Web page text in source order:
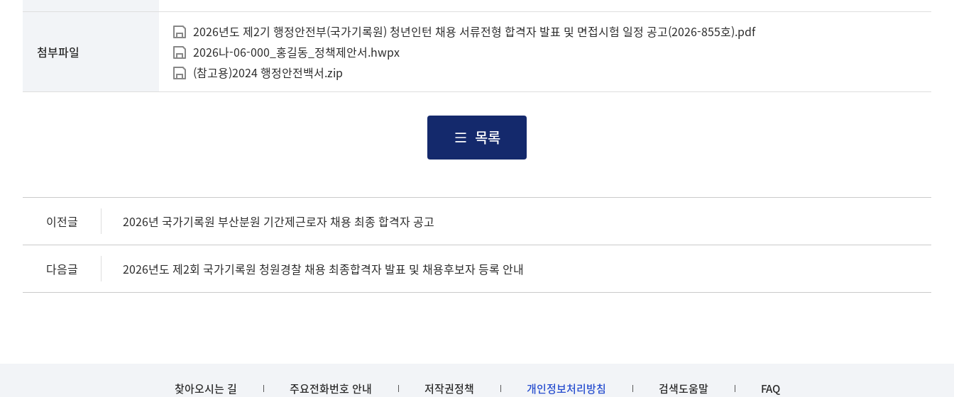
첨부파일
2026년도 제2기 행정안전부(국가기록원) 청년인턴 채용 서류전형 합격자 발표 및 면접시험 일정 공고(2026-855호).pdf
2026나-06-000_홍길동_정책제안서.hwpx
(참고용)2024 행정안전백서.zip
목록
이전글 2026년 국가기록원 부산분원 기간제근로자 채용 최종 합격자 공고
다음글 2026년도 제2회 국가기록원 청원경찰 채용 최종합격자 발표 및 채용후보자 등록 안내
찾아오시는 길 주요전화번호 안내 저작권정책 개인정보처리방침 검색도움말 FAQ